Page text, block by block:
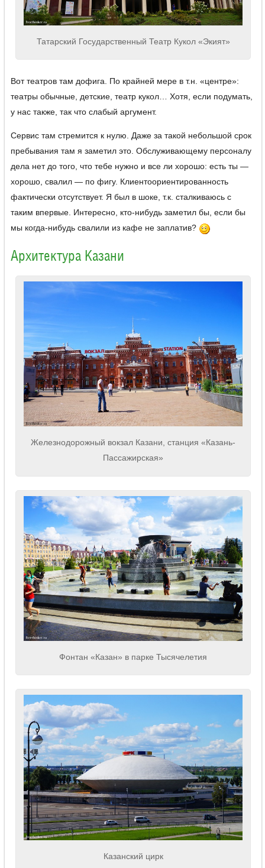
Татарский Государственный Театр Кукол «Экият»
Вот театров там дофига. По крайней мере в т.н. «центре»:
театры обычные, детские, театр кукол… Хотя, если подумать,
у нас также, так что слабый аргумент.
Сервис там стремится к нулю. Даже за такой небольшой срок
пребывания там я заметил это. Обслуживающему персоналу
дела нет до того, что тебе нужно и все ли хорошо: есть ты —
хорошо, свалил — по фигу. Клиентоориентированность
фактически отсутствует. Я был в шоке, т.к. сталкиваюсь с
таким впервые. Интересно, кто-нибудь заметил бы, если бы
мы когда-нибудь свалили из кафе не заплатив?
Архитектура Казани
Железнодорожный вокзал Казани, станция «Казань-
Пассажирская»
Фонтан «Казан» в парке Тысячелетия
Казанский цирк